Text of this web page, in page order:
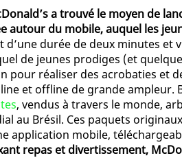
a trouvé le moyen de
autour du mobile, auquel les
d’une durée de deux minutes et
de jeunes prodiges (et
pour réaliser des acrobaties et
et offline de grande ampleur.
, vendus à travers le monde,
au Brésil. Ces paquets
application mobile,
repas et divertissement,